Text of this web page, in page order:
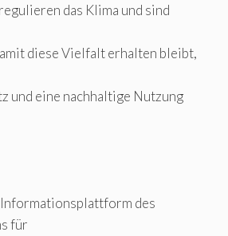
das Klima und sind
diese Vielfalt erhalten bleibt,
und eine nachhaltige Nutzung
des
für